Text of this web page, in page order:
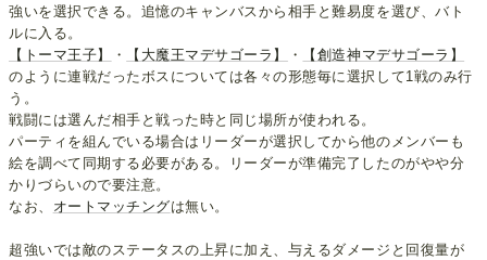
強いを選択できる。追憶のキャンバスから相手と難易度を選び、バト
ルに入る。
【トーマ王子】
・ 【大魔王マデサゴーラ】 ・
【創造神マデサゴーラ】
のように連戦だったボスについては各々の形態毎に選択して1戦のみ行
う。
戦闘には選んだ相手と戦った時と同じ場所が使われる。
パーティを組んでいる場合はリーダーが選択してから他のメンバーも
絵を調べて同期する必要がある。リーダーが準備完了したのがやや分
かりづらいので要注意。
なお、 オートマッチングは無い。
超強いでは敵のステータスの上昇に加え、与えるダメージと回復量が